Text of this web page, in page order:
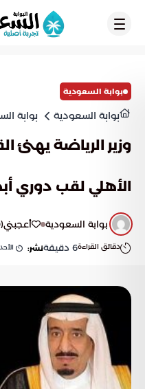
بوابة السعودية
بوابة السعودية بوابة
وزير الرياضة يهنئ
الأهلي لقب دوري
بوابة السعودية أعجبني(
دقائق القراءة6 دقيقةنشر: الأحد, 26